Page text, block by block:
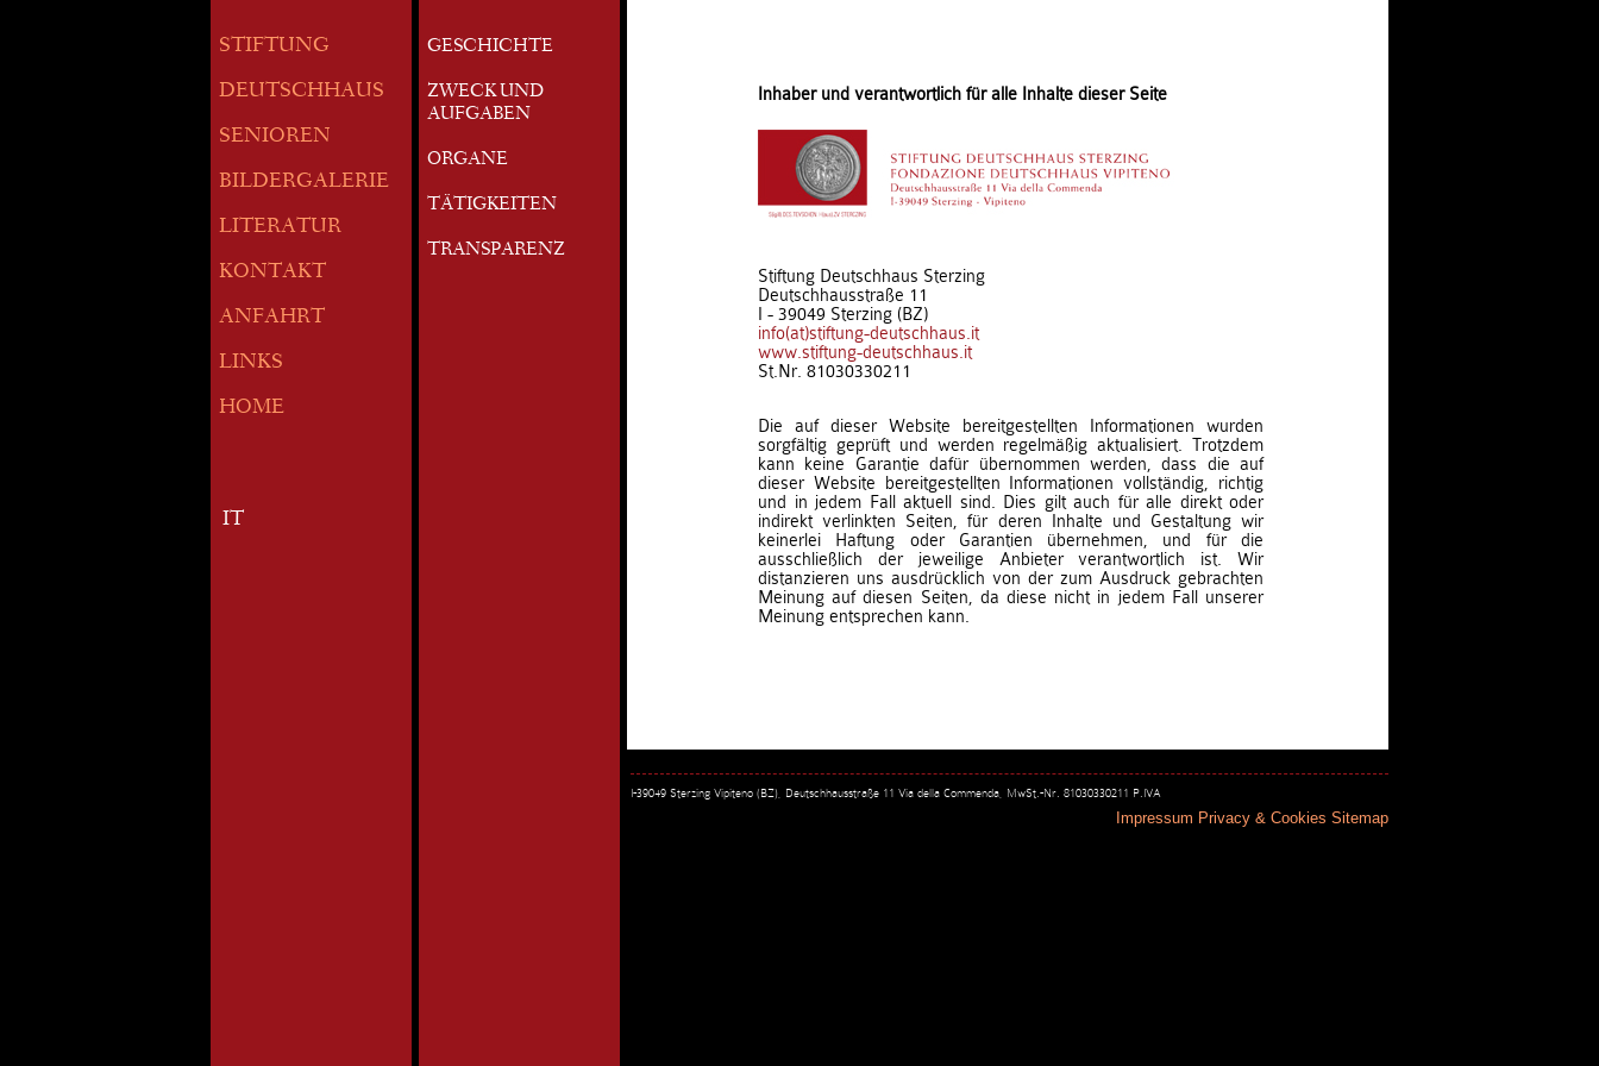
STIFTUNG
DEUTSCHHAUS
SENIOREN
BILDERGALERIE
LITERATUR
KONTAKT
ANFAHRT
LINKS
HOME
IT
GESCHICHTE
ZWECK UND
AUFGABEN
ORGANE
TÄTIGKEITEN
TRANSPARENZ
Inhaber und verantwortlich für alle Inhalte dieser Seite
Stiftung Deutschhaus Sterzing
Deutschhausstraße 11
I - 39049 Sterzing (BZ)
info(at)stiftung-deutschhaus.it
www.stiftung-deutschhaus.it
St.Nr. 81030330211
Die auf dieser Website bereitgestellten Informationen wurden
sorgfältig geprüft und werden regelmäßig aktualisiert. Trotzdem
kann keine Garantie dafür übernommen werden, dass die auf
dieser Website bereitgestellten Informationen vollständig, richtig
und in jedem Fall aktuell sind. Dies gilt auch für alle direkt oder
indirekt verlinkten Seiten, für deren Inhalte und Gestaltung wir
keinerlei Haftung oder Garantien übernehmen, und für die
ausschließlich der jeweilige Anbieter verantwortlich ist. Wir
distanzieren uns ausdrücklich von der zum Ausdruck gebrachten
Meinung auf diesen Seiten, da diese nicht in jedem Fall unserer
Meinung entsprechen kann.
I-39049 Sterzing Vipiteno (BZ), Deutschhausstraße 11 Via della Commenda, MwSt.-Nr. 81030330211 P.IVA
Impressum Privacy & Cookies Sitemap